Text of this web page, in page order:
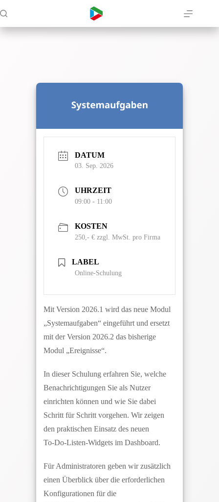
Inhalt
DATUM
03. Sep. 2026
UHRZEIT
09:00 - 11:00
KOSTEN
250,- € zzgl. MwSt. pro Firma
LABEL
Online-Schulung
Mit Version 2026.1 wird das neue Modul
„Systemaufgaben“ eingeführt und ersetzt
mit der Version 2026.2 das bisherige
Modul „Ereignisse“.
In dieser Schulung erfahren Sie, welche
Benachrichtigungen Sie als Nutzer
einrichten können und wie Sie dabei
Schritt für Schritt vorgehen. Wir zeigen
den praktischen Einsatz des neuen
To‑Do‑Listen‑Widgets im Dashboard.
Für Administratoren geben wir zusätzlich
einen Überblick über die erforderlichen
Konfigurationen für die